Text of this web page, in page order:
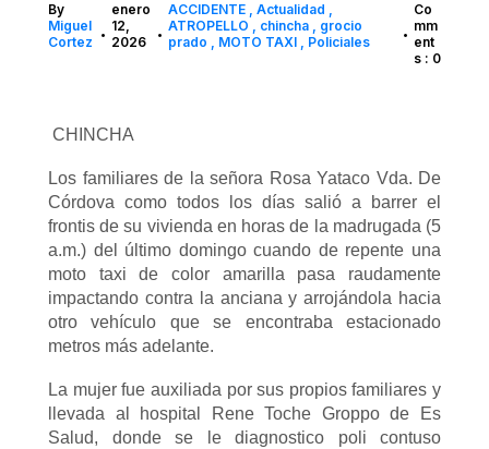
By
Miguel
Cortez
•
enero
12,
2026
•
ACCIDENTE
Actualidad
ATROPELLO
chincha
grocio
prado
MOTO TAXI Policiales •
Co
mm
ent
s : 0
CHINCHA
Los familiares de la señora Rosa Yataco Vda. De
Córdova como todos los días salió a barrer el
frontis de su vivienda en horas de la madrugada (5
a.m.) del último domingo cuando de repente una
moto taxi de color amarilla pasa raudamente
impactando contra la anciana y arrojándola hacia
otro vehículo que se encontraba estacionado
metros más adelante.
La mujer fue auxiliada por sus propios familiares y
llevada al hospital Rene Toche Groppo de Es
Salud, donde se le diagnostico poli contuso